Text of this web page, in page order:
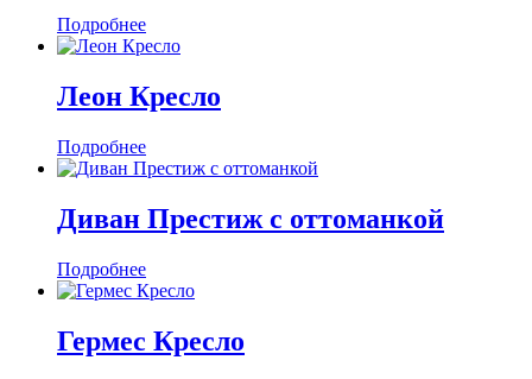
Подробнее
Леон Кресло
Подробнее
Диван Престиж с оттоманкой
Подробнее
Гермес Кресло